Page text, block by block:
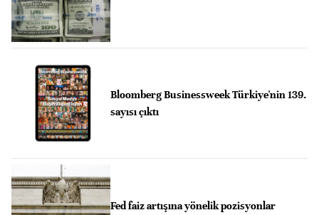
Bloomberg Businessweek Türkiye'nin 139.
sayısı çıktı
Fed faiz artışına yönelik pozisyonlar